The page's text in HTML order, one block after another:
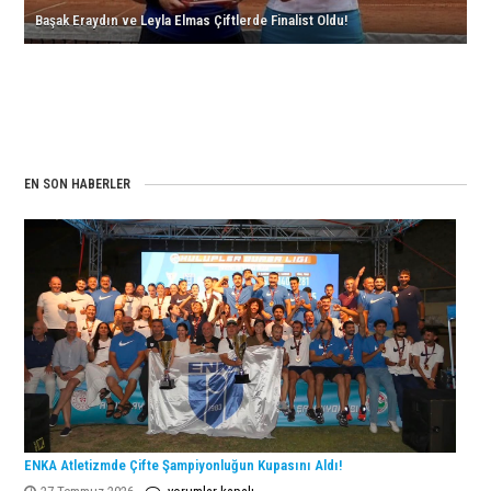
için
Başak Eraydın ve Leyla Elmas Çiftlerde Finalist Oldu!
Erkek
için
EN SON HABERLER
ENKA Atletizmde Çifte Şampiyonluğun Kupasını Aldı!